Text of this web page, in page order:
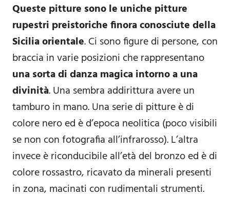
Queste pitture sono le uniche pitture
rupestri preistoriche finora conosciute della
Sicilia orientale. Ci sono figure di persone, con
braccia in varie posizioni che rappresentano
una sorta di danza magica intorno a una
divinità. Una sembra addirittura avere un
tamburo in mano. Una serie di pitture è di
colore nero ed è d’epoca neolitica (poco visibili
se non con fotografia all’infrarosso). L’altra
invece è riconducibile all’età del bronzo ed è di
colore rossastro, ricavato da minerali presenti
in zona, macinati con rudimentali strumenti.